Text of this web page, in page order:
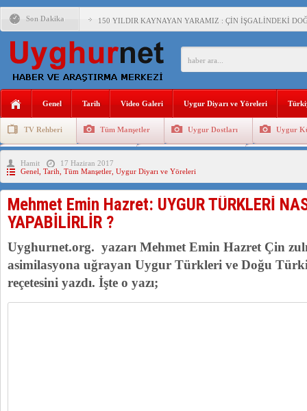
Son Dakika 150 YILDIR KAYNAYAN YARAMIZ : ÇİN İŞGALİNDEKİ
ÇİN’İN UYGUR POLİTİKALARINI ÖVEN DİYANET
ÇİN’İN ANKARA BÜYÜKELÇİSİ JİANG’İN TRABZON
İŞGALCİ ÇİN’DEN “FETİHLER SULTANI
İŞGALCİ ÇİN,DOĞU TÜRKİSTAN’DA EN AZ 143 BİN
AZİZANA KAŞGAR : IŞIKLAR ALTINDA BİR VİTRİN Mİ,
Genel Tarih Video Galeri Uygur Diyarı ve Yöreleri
TV Rehberi Tüm Manşetler Uygur Dostları Uygur
Uygurlarda Düğün ve Cenaze
Hamit
17 Haziran 2017
Genel Tarih Tüm Manşetler Uygur Diyarı ve Yöreleri
Mehmet Emin Hazret: UYGUR TÜRKLERİ
YAPABİLİRLİR ?
Uyghurnet.org. yazarı Mehmet Emin Hazret Çin
asimilasyona uğrayan Uygur Türkleri ve Doğu
reçetesini yazdı. İşte o yazı;